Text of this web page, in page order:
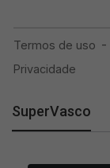
SuperVasco